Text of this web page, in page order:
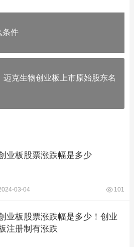
条件
迈克生物创业板上市原始股东名
业板股票涨跌幅是多少
03-04 101
业板股票涨跌幅是多少！创业
注册制有涨跌